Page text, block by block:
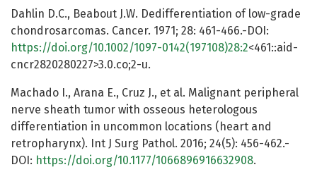
Dahlin D.C., Beabout J.W. Dedifferentiation of low-grade
chondrosarcomas. Cancer. 1971; 28: 461-466.-DOI:
https://doi.org/10.1002/1097-0142(197108)28:2<461::aid-
cncr2820280227>3.0.co;2-u.
Machado I., Arana E., Cruz J., et al. Malignant peripheral
nerve sheath tumor with osseous heterologous
differentiation in uncommon locations (heart and
retropharynx). Int J Surg Pathol. 2016; 24(5): 456-462.-
DOI: https://doi.org/10.1177/1066896916632908.